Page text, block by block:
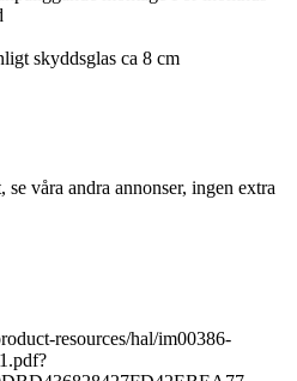
skyddsglas ca 8 cm
våra andra annonser, ingen extra
resources/hal/im00386-